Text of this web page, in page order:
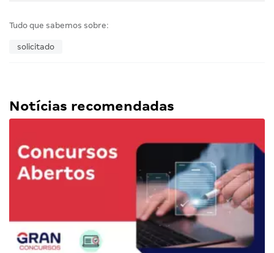
Tudo que sabemos sobre:
solicitado
Notícias recomendadas